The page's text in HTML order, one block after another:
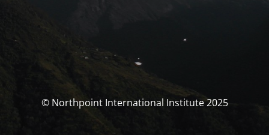
© Northpoint International Institute 2025